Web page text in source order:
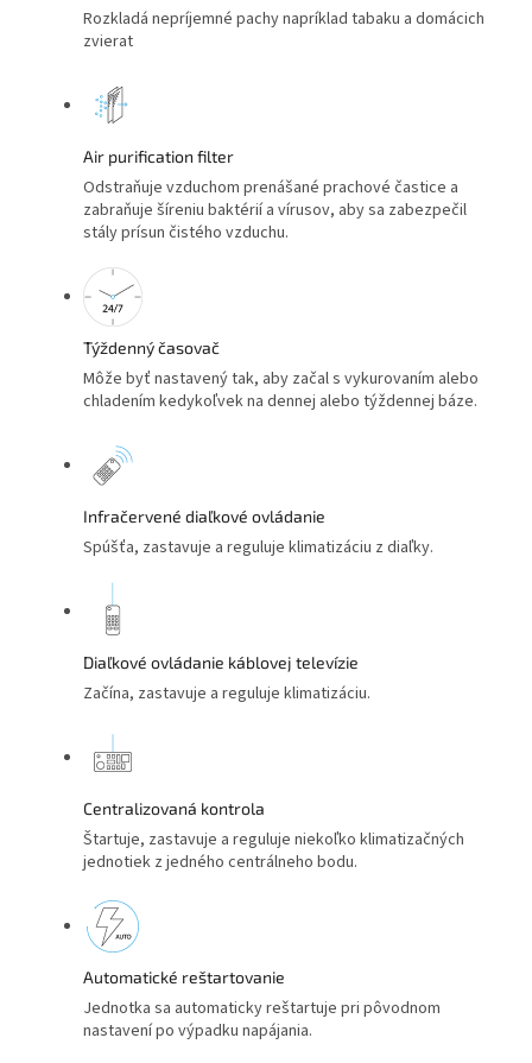
Rozkladá nepríjemné pachy napríklad tabaku a domácich
zvierat
Air purification filter
Odstraňuje vzduchom prenášané prachové častice a
zabraňuje šíreniu baktérií a vírusov, aby sa zabezpečil
stály prísun čistého vzduchu.
Týždenný časovač
Môže byť nastavený tak, aby začal s vykurovaním alebo
chladením kedykoľvek na dennej alebo týždennej báze.
Infračervené diaľkové ovládanie
Spúšťa, zastavuje a reguluje klimatizáciu z diaľky.
Diaľkové ovládanie káblovej televízie
Začína, zastavuje a reguluje klimatizáciu.
Centralizovaná kontrola
Štartuje, zastavuje a reguluje niekoľko klimatizačných
jednotiek z jedného centrálneho bodu.
Automatické reštartovanie
Jednotka sa automaticky reštartuje pri pôvodnom
nastavení po výpadku napájania.